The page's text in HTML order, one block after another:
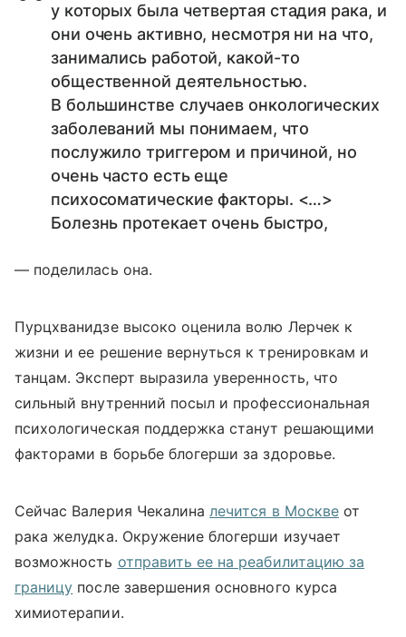
у которых была четвертая стадия рака, и
они очень активно, несмотря ни на что,
занимались работой, какой-то
общественной деятельностью.
В большинстве случаев онкологических
заболеваний мы понимаем, что
послужило триггером и причиной, но
очень часто есть еще
психосоматические факторы. <…>
Болезнь протекает очень быстро,
— поделилась она.
Пурцхванидзе высоко оценила волю Лерчек к
жизни и ее решение вернуться к тренировкам и
танцам. Эксперт выразила уверенность, что
сильный внутренний посыл и профессиональная
психологическая поддержка станут решающими
факторами в борьбе блогерши за здоровье.
Сейчас Валерия Чекалиналечится в Москвеот
рака желудка. Окружение блогерши изучает
возможность отправить ее на реабилитацию за
границу после завершения основного курса
химиотерапии.